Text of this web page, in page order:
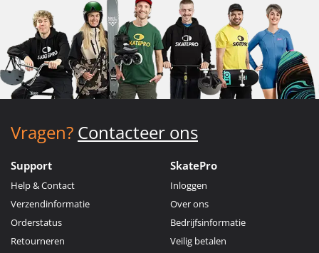
Vragen? Contacteer ons
Support
Help & Contact
Verzendinformatie
Orderstatus
Retourneren
SkatePro
Inloggen
Over ons
Bedrijfsinformatie
Veilig betalen